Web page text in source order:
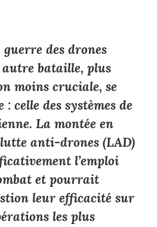
des drones
autre bataille, plus
moins cruciale, se
celle des systèmes de
La montée en
anti-drones (LAD)
l’emploi
et pourrait
leur efficacité sur
les plus